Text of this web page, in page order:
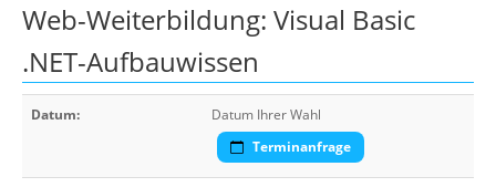
Web-Weiterbildung: Visual Basic
.NET-Aufbauwissen
Datum:
Datum Ihrer Wahl
Terminanfrage